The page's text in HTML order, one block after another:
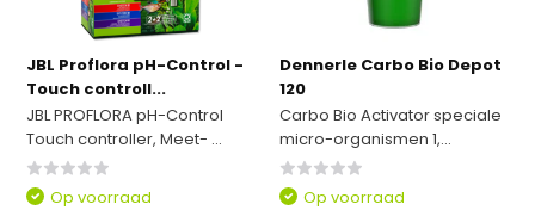
JBL Proflora pH-Control -
Touch controll...
JBL PROFLORA pH-Control
Touch controller, Meet- ...
Op voorraad
Dennerle Carbo Bio Depot
120
Carbo Bio Activator speciale
micro-organismen 1,...
Op voorraad